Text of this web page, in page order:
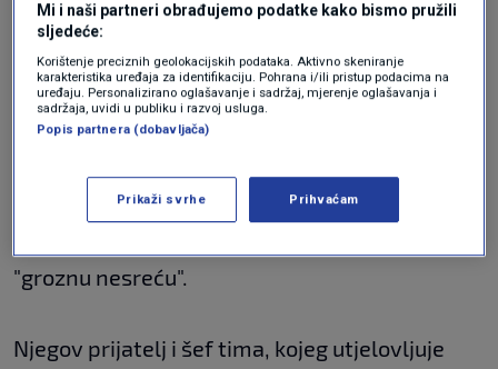
"Odlično je biti ovdje. Zabavljamo se, najbolji
provod u mom životu", dodao je.
Otkrivajući pojedinosti o nadolazećom filmu u
intervjuu, objasnio je da je njegov lik vozač
Formule 1 1990-ih, koji se počeo utrkivati u
"groznu nesreću".
Njegov prijatelj i šef tima, kojeg utjelovljuje
Mi i naši partneri obrađujemo podatke kako bismo pružili
sljedeće:
Korištenje preciznih geolokacijskih podataka. Aktivno skeniranje
karakteristika uređaja za identifikaciju. Pohrana i/ili pristup podacima na
uređaju. Personalizirano oglašavanje i sadržaj, mjerenje oglašavanja i
sadržaja, uvidi u publiku i razvoj usluga.
Popis partnera (dobavljača)
Prikaži svrhe Prihvaćam